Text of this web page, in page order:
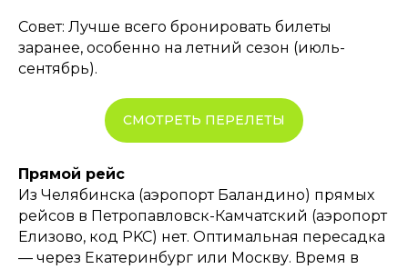
Совет: Лучше всего бронировать билеты
заранее, особенно на летний сезон (июль-
сентябрь).
СМОТРЕТЬ ПЕРЕЛЕТЫ
Прямой рейс
Из Челябинска (аэропорт Баландино) прямых
рейсов в Петропавловск-Камчатский (аэропорт
Елизово, код PKC) нет. Оптимальная пересадка
— через Екатеринбург или Москву. Время в